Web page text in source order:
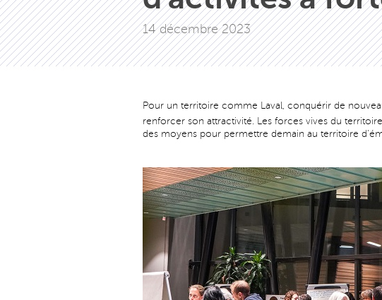
14 décembre 2023
Pour un territoire comme Laval, conquérir de
renforcer son attractivité. Les forces vives du
des moyens pour permettre demain au territoire